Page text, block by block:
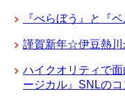
『べらぼう』と『
謹賀新年☆伊豆熱川
ハイクオリティで
ージカル』SNLのコ